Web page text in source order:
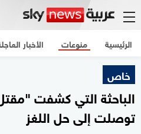
الرئيسية الأخبار منوعات
خاص
الباحثة التي كشفت
توصلت إلى حل اللغز